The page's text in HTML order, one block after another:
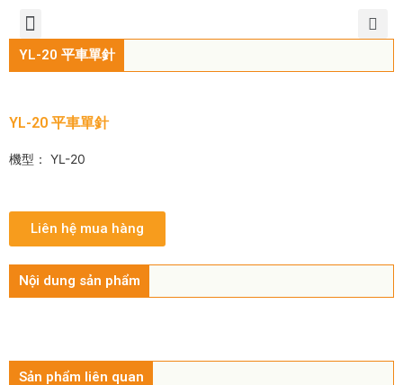
YL-20 平車單針
YL-20 平車單針
機型： YL-20
Liên hệ mua hàng
Nội dung sản phẩm
Sản phẩm liên quan